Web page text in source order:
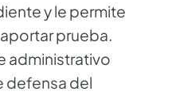
y le permite
prueba.
administrativo
defensa del